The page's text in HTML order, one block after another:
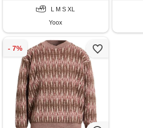
L M S XL
Yoox